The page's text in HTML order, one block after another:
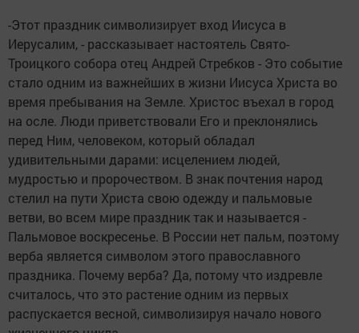
-Этот праздник символизирует вход Иисуса в
Иерусалим, - рассказывает настоятель Свято-
Троицкого собора отец Андрей Стребков - Это событие
стало одним из важнейших в жизни Иисуса Христа во
время пребывания на Земле. Христос въехал в город
на осле. Люди приветствовали Его и преклонялись
перед Ним, человеком, который обладал
удивительными дарами: исцелением людей,
мудростью и пророчеством. В знак почтения народ
стелил на пути Христа свою одежду и пальмовые
ветви, во всем мире праздник так и называется -
Пальмовое воскресенье. В России нет пальм, поэтому
верба является символом этого православного
праздника. Почему верба? Да, потому что издревле
считалось, что это растение одним из первых
распускается весной, символизируя начало нового